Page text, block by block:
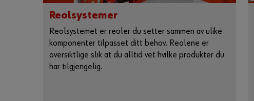
Reolsystemer
Reolsystemet er reoler du setter sammen av ulike
komponenter tilpasset ditt behov. Reolene er
oversiktlige slik at du alltid vet hvilke produkter du
har tilgjengelig.